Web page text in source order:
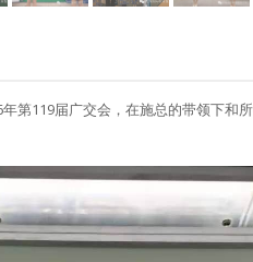
第119届广交会，在施总的带领下和